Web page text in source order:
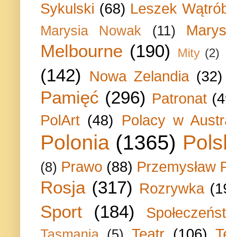
Sykulski (68) Leszek
Marysia Nowak (11)
Melbourne (190) Mity (2)
(142) Nowa Zelandia (32)
Pamięć (296) Patronat
PolArt (48) Polacy w
Polonia (1365)
(8) Prawo (88) Przemysław
Rosja (317) Rozrywka
Sport (184)
Teatr (106)